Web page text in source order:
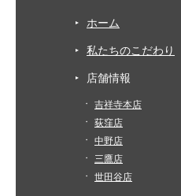
ホーム
私たちのこだわり
店舗情報
吉祥寺本店
荻窪店
中野店
三鷹店
世田谷店